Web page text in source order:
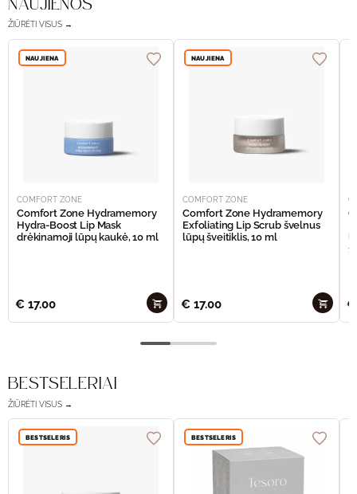
NAUJIENOS
ŽIŪRĖTI VISUS →
NAUJIENA
COMFORT ZONE
Comfort Zone Hydramemory
Hydra-Boost Lip Mask
drėkinamoji lūpų kaukė, 10 ml
€ 17.00
NAUJIENA
COMFORT ZONE
Comfort Zone Hydramemory
Exfoliating Lip Scrub švelnus
lūpų šveitiklis, 10 ml
€ 17.00 €
BESTSELERIAI
ŽIŪRĖTI VISUS →
BESTSELERIS BESTSELERIS